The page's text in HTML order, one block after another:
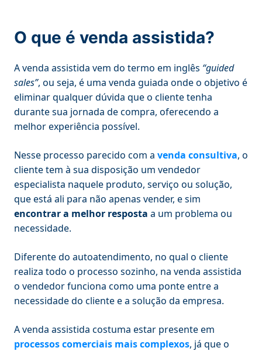
O que é venda assistida?
A venda assistida vem do termo em inglês “guided
sales”, ou seja, é uma venda guiada onde o objetivo é
eliminar qualquer dúvida que o cliente tenha
durante sua jornada de compra, oferecendo a
melhor experiência possível.
Nesse processo parecido com a venda consultiva, o
cliente tem à sua disposição um vendedor
especialista naquele produto, serviço ou solução,
que está ali para não apenas vender, e sim
encontrar a melhor resposta a um problema ou
necessidade.
Diferente do autoatendimento, no qual o cliente
realiza todo o processo sozinho, na venda assistida
o vendedor funciona como uma ponte entre a
necessidade do cliente e a solução da empresa.
A venda assistida costuma estar presente em
processos comerciais mais complexos, já que o